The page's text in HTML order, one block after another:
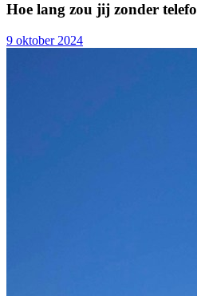
Hoe lang zou jij zonder
9 oktober 2024